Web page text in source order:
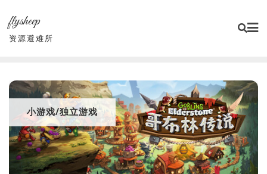
content
flysheep
资源避难所
小游戏/独立游戏